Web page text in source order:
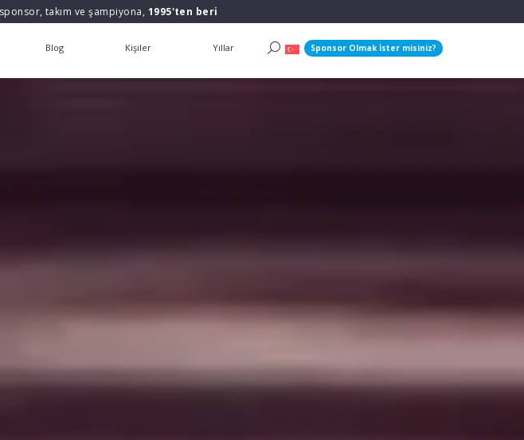
takım ve şampiyona, 1995'ten beri
Blog Kişiler Yıllar Sponsor Olmak İster misiniz?